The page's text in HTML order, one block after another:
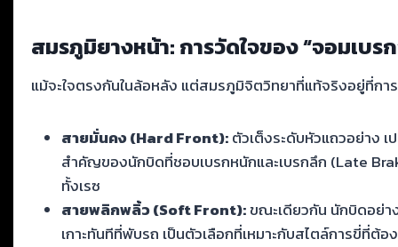
สมรภูมิยางหน้า: การวัดใจของ “จอมเบร
แม้จะใจตรงกันในล้อหลัง แต่สมรภูมิจิตวิทยาที่แท้จริงอยู่ที่ก
สายมั่นคง (Hard Front):ตัวเต็งระดับหัวแถวอย่าง
สำคัญของนักบิดที่ชอบเบรกหนักและเบรกลึก (Late
ทั้งเรซ
สายพลิกพลิ้ว (Soft Front):ขณะเดียวกัน นักบิดอย่า
เกาะทันทีที่พับรถ เป็นตัวเลือกที่เหมาะกับสไตล์การขี่ที่ต้